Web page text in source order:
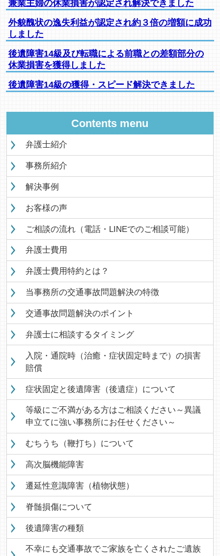
兼業主婦の休業損害が認定され解決できました
外貌醜状の逸失利益が認定され約３倍の増額に成功
しました
後遺障害14級及び転職による前職との差額部分の
休業損害を獲得しました
後遺障害14級の獲得・スピード解決できました
Contents menu
弁護士紹介
事務所紹介
解決事例
お客様の声
ご相談の流れ（電話・LINEでのご相談可能）
弁護士費用
弁護士費用特約とは？
当事務所の交通事故問題解決の特徴
交通事故問題解決のポイント
弁護士に相談するタイミング
入院・通院時（治癒・症状固定時まで）の損害
賠償
症状固定と後遺障害（後遺症）について
等級にご不満がある方はご相談ください～異議
申立てに強い事務所にお任せください～
むちうち（鞭打ち）について
高次脳機能障害
遷延性意識障害（植物状態）
脊髄損傷について
後遺障害の種類
不幸にも交通事故でご家族を亡くされたご遺族